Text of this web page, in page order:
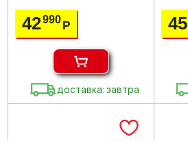
42990Р
доставка: завтра
45